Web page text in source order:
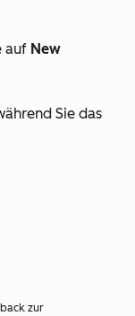
auf New
Sie das
zur